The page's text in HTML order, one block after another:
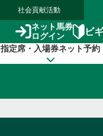
社会貢献活動
ネット馬券
ログイン
ビ
指定席・入場券ネット予約